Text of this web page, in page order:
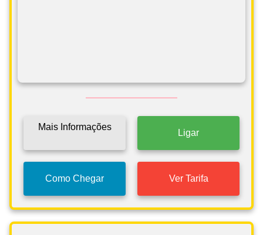
Mais Informações
Ligar
Como Chegar Ver Tarifa